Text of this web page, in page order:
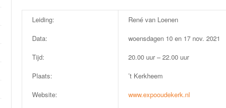
Leiding:
René van Loenen
Data:
woensdagen 10 en 17 nov. 2021
Tijd:
20.00 uur – 22.00 uur
Plaats:
’t Kerkheem
Website:
www.expooudekerk.nl